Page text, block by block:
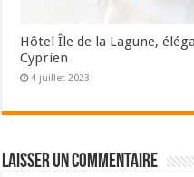
Hôtel Île de la Lagune,
Cyprien
4 juillet 2023
Laisser un commentaire